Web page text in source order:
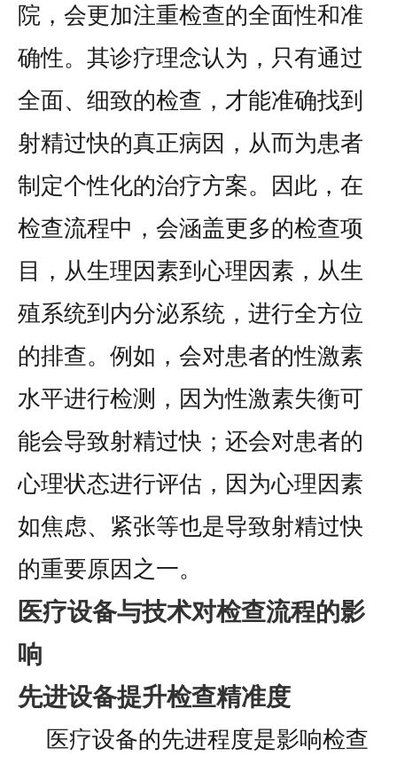
院，会更加注重检查的全面性和准
确性。其诊疗理念认为，只有通过
全面、细致的检查，才能准确找到
射精过快的真正病因，从而为患者
制定个性化的治疗方案。因此，在
检查流程中，会涵盖更多的检查项
目，从生理因素到心理因素，从生
殖系统到内分泌系统，进行全方位
的排查。例如，会对患者的性激素
水平进行检测，因为性激素失衡可
能会导致射精过快；还会对患者的
心理状态进行评估，因为心理因素
如焦虑、紧张等也是导致射精过快
的重要原因之一。
医疗设备与技术对检查流程的影
响
先进设备提升检查精准度
医疗设备的先进程度是影响检查